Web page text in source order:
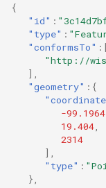
{
"id" :
"type" :
"conformsTo"
"http://
],
"geometry" :{
-99.1964
19.404,
2314
],
"type" :
},